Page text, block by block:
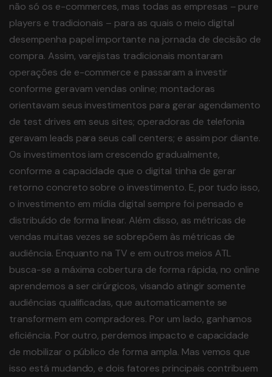
não só os e-commerces, mas todas as empresas – pure
players e tradicionais – para as quais o meio digital
desempenha papel importante na jornada de decisão de
compra. Assim, varejistas tradicionais montaram
operações de e-commerce e passaram a investir
conforme geravam vendas online; montadoras
orientavam seus investimentos para gerar agendamento
de test drives em seus sites; operadoras de telefonia
geravam leads para seus call centers; e assim por diante.
Os investimentos iam crescendo gradualmente,
conforme a capacidade que o digital tinha de gerar
retorno concreto sobre o investimento. E, por tudo isso,
o investimento em mídia digital sempre foi pensado e
distribuído de forma linear. Além disso, as métricas de
vendas muitas vezes se sobrepõem às métricas de
audiência. Enquanto na TV e em outros meios ATL
busca-se a máxima cobertura de forma rápida, no online
aprendemos a ser cirúrgicos, visando atingir somente
audiências qualificadas, que automaticamente se
transformem em compradores. Por um lado, ganhamos
eficiência. Por outro, perdemos impacto e capacidade
de mobilizar o público de forma ampla. Mas vemos que
isso está mudando, e dois fatores principais contribuem